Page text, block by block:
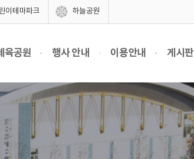
이테마파크 하늘공원
육공원 행사 안내 이용안내 게시판